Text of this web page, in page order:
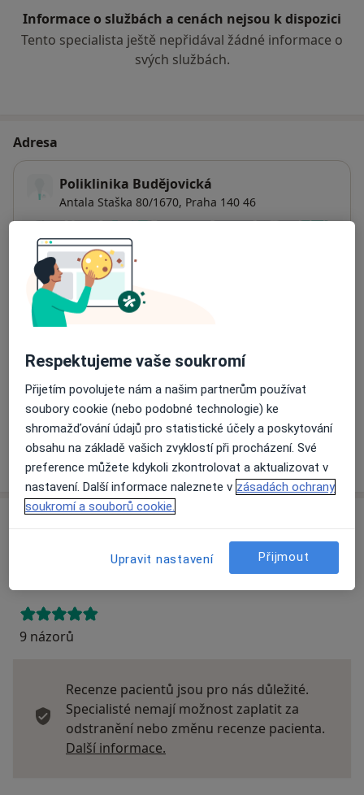
Informace o službách a cenách nejsou k dispozici
Tento specialista ještě nepřidával žádné informace o
svých službách.
Adresa
Poliklinika Budějovická
Antala Staška 80/1670, Praha 140 46
Dostupnost
Na této adrese online kalendář není aktivní
Co mám v takové situaci udělat?
Způsoby platby (soukromé návštěvy)
Na teto adrese lékař přijímá pacienty na pojišťovnu
Detaily
Víceo adrese
Přidejte svůj názor
9 názorů
Recenze pacientů jsou pro nás důležité.
Specialisté nemají možnost zaplatit za
odstranění nebo změnu recenze pacienta.
Další informace.
Respektujeme vaše soukromí
Přijetím povolujete nám a našim partnerům používat
soubory cookie (nebo podobné technologie) ke
shromažďování údajů pro statistické účely a poskytování
obsahu na základě vašich zvyklostí při procházení. Své
preference můžete kdykoli zkontrolovat a aktualizovat v
nastavení. Další informace naleznete v zásadách ochrany
soukromí a souborů cookie.
Upravit nastavení Přijmout